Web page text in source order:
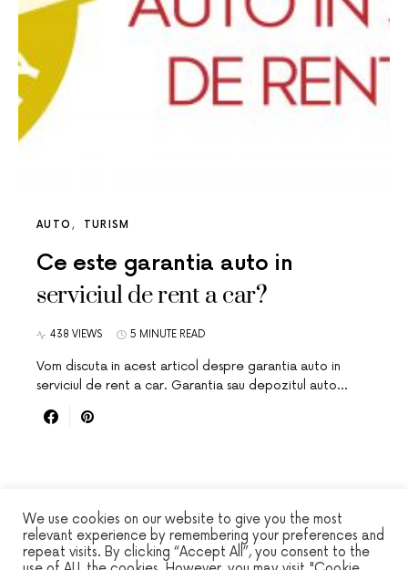
AUTO TURISM
Ce este garantia auto in
serviciul de rent a car?
438 VIEWS 5 MINUTE READ
Vom discuta in acest articol despre garantia auto in
serviciul de rent a car. Garantia sau depozitul auto…
We use cookies on our website to give you the most
relevant experience by remembering your preferences and
repeat visits. By clicking “Accept All”, you consent to the